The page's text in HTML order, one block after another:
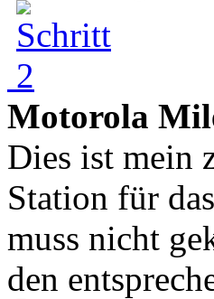
Motorola
Dies ist mein
Station für
muss nicht
den